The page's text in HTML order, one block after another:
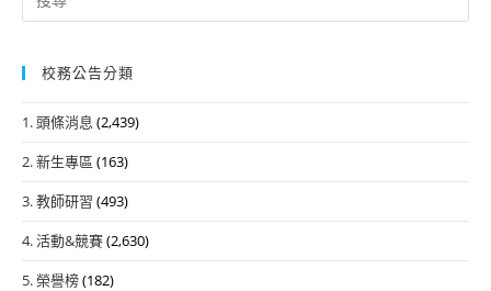
for:
校務公告分類
1. 頭條消息 (2,439)
2. 新生專區 (163)
3. 教師研習 (493)
4. 活動&競賽(2,630)
5. 榮譽榜(182)